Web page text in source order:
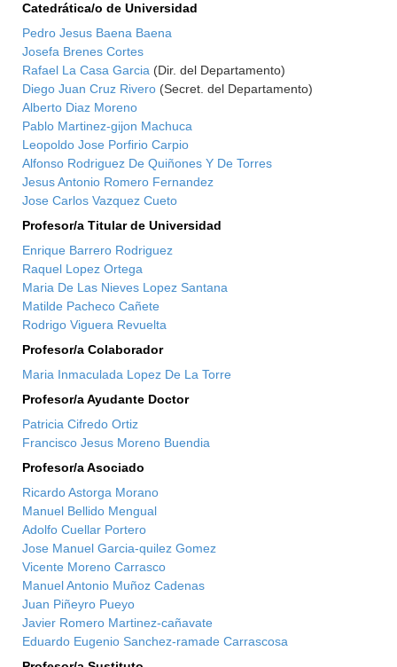
Catedrática/o de Universidad
Pedro Jesus Baena Baena
Josefa Brenes Cortes
Rafael La Casa Garcia (Dir. del Departamento)
Diego Juan Cruz Rivero (Secret. del Departamento)
Alberto Diaz Moreno
Pablo Martinez-gijon Machuca
Leopoldo Jose Porfirio Carpio
Alfonso Rodriguez De Quiñones Y De Torres
Jesus Antonio Romero Fernandez
Jose Carlos Vazquez Cueto
Profesor/a Titular de Universidad
Enrique Barrero Rodriguez
Raquel Lopez Ortega
Maria De Las Nieves Lopez Santana
Matilde Pacheco Cañete
Rodrigo Viguera Revuelta
Profesor/a Colaborador
Maria Inmaculada Lopez De La Torre
Profesor/a Ayudante Doctor
Patricia Cifredo Ortiz
Francisco Jesus Moreno Buendia
Profesor/a Asociado
Ricardo Astorga Morano
Manuel Bellido Mengual
Adolfo Cuellar Portero
Jose Manuel Garcia-quilez Gomez
Vicente Moreno Carrasco
Manuel Antonio Muñoz Cadenas
Juan Piñeyro Pueyo
Javier Romero Martinez-cañavate
Eduardo Eugenio Sanchez-ramade Carrascosa